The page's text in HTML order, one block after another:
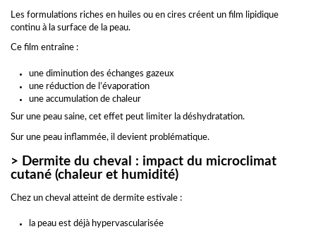
Les formulations riches en huiles ou en cires créent un film lipidique
continu à la surface de la peau.
Ce film entraîne :
une diminution des échanges gazeux
une réduction de l’évaporation
une accumulation de chaleur
Sur une peau saine, cet effet peut limiter la déshydratation.
Sur une peau inflammée, il devient problématique.
> Dermite du cheval : impact du microclimat
cutané (chaleur et humidité)
Chez un cheval atteint de dermite estivale :
la peau est déjà hypervascularisée